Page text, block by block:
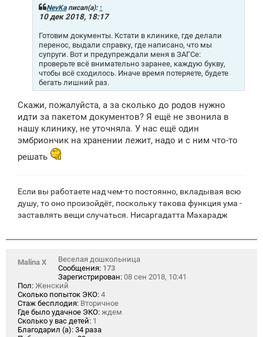
NevKaписал(а): ↑
10 дек 2018, 18:17
Готовим документы. Кстати в клинике, где делали
перенос, выдали справку, где написано, что мы
супруги. Вот и предупреждали меня в ЗАГСе:
проверьте всё внимательно заранее, каждую букву,
чтобы всё сходилось. Иначе время потеряете, будете
бегать лишний раз.
Скажи, пожалуйста, а за сколько до родов нужно
идти за пакетом документов? Я ещё не звонила в
нашу клинику, не уточняла. У нас ещё один
эмбриончик на хранении лежит, надо и с ним что-то
решать
Если вы работаете над чем-то постоянно, вкладывая всю
душу, то оно произойдёт, поскольку такова функция ума -
заставлять вещи случаться. Нисаргадатта Махарадж
Malina X
Веселая дошкольница
Сообщения: 173
Зарегистрирован: 08 сен 2018, 10:41
Пол: Женский
Сколько попыток ЭКО: 4
Стаж бесплодия: Вторичное
Где было удачное ЭКО: ждем
Сколько у вас детей: 1
Благодарил (а): 34 раза